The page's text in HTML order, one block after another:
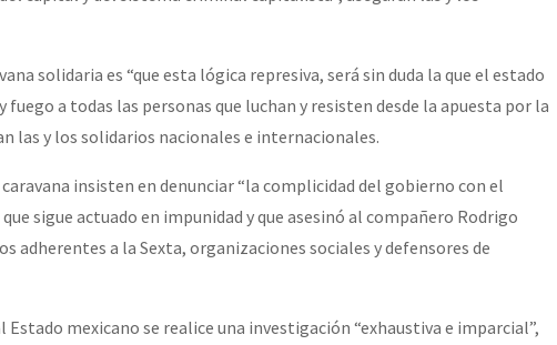
solidaria es “que esta lógica represiva, será sin duda la que el estado
a todas las personas que luchan y resisten desde la apuesta por la
las y los solidarios nacionales e internacionales.
insisten en denunciar “la complicidad del gobierno con el
sigue actuado en impunidad y que asesinó al compañero Rodrigo
adherentes a la Sexta, organizaciones sociales y defensores de
Estado mexicano se realice una investigación “exhaustiva e imparcial”,